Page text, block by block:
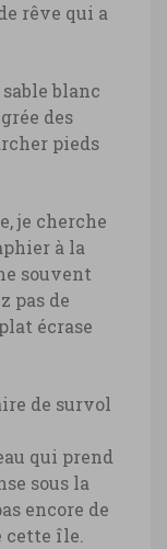
rêve qui a
blanc
des
pieds
je cherche
à la
souvent
pas de
écrase
de survol
qui prend
sous la
encore de
cette île.